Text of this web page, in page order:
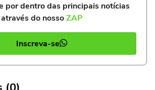
por dentro das principais notícias
através do nossoZAP
Inscreva-se